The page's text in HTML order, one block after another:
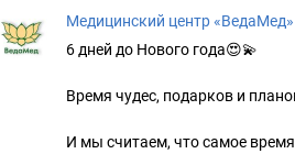
Медицинский центр «ВедаМед»
6 дней до Нового года😍💫
Время чудес, подарков и
И мы считаем, что самое